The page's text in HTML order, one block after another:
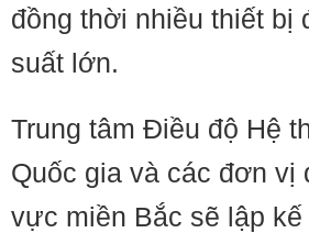
đồng thời nhiều thiết bị
suất lớn.
Trung tâm Điều độ Hệ
Quốc gia và các đơn vị
vực miền Bắc sẽ lập kế